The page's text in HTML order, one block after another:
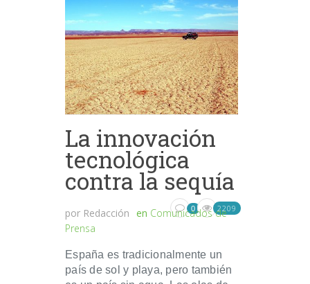
La innovación
tecnológica
contra la sequía
por Redacción en Comunicados de
Prensa
0 2209
España es tradicionalmente un
país de sol y playa, pero también